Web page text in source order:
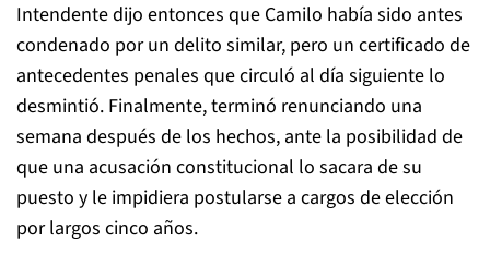
Intendente dijo entonces que Camilo había sido antes
condenado por un delito similar, pero un certificado de
antecedentes penales que circuló al día siguiente lo
desmintió. Finalmente, terminó renunciando una
semana después de los hechos, ante la posibilidad de
que una acusación constitucional lo sacara de su
puesto y le impidiera postularse a cargos de elección
por largos cinco años.